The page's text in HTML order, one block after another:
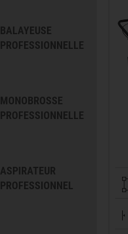
BALAYEUSE
PROFESSIONNELLE
MONOBROSSE
PROFESSIONNELLE
ASPIRATEUR
PROFESSIONNEL